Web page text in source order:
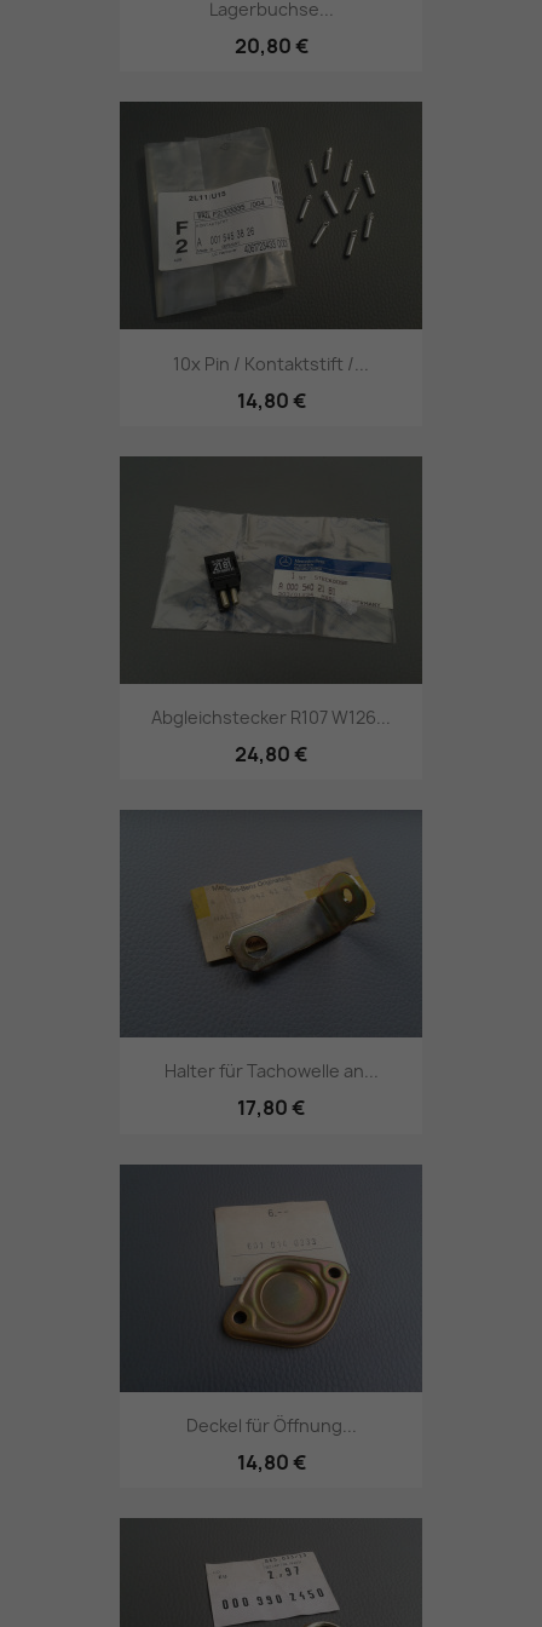
Lagerbuchse...
20,80 €
10x Pin / Kontaktstift /...
14,80 €
Abgleichstecker R107 W126...
24,80 €
Halter für Tachowelle an...
17,80 €
Deckel für Öffnung...
14,80 €